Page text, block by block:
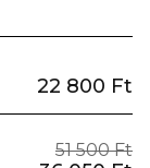
22 800 Ft
51 500 Ft